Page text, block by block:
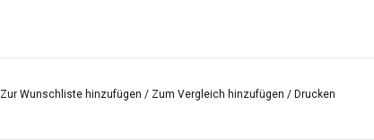
Zur Wunschliste hinzufügen / Zum Vergleich hinzufügen /Drucken